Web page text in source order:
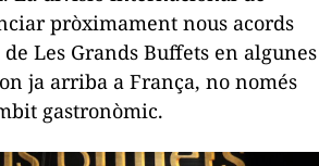
pròximament nous acords
Les Grands Buffets en algunes
ja arriba a França, no només
gastronòmic.